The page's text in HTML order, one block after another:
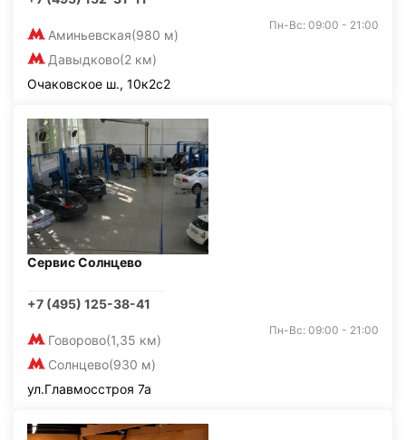
Аминьевская(980 м)
Давыдково(2 км)
Пн-Вс: 09:00 - 21:00
Очаковское ш., 10к2с2
Сервис Солнцево
+7 (495) 125-38-41
Говорово(1,35 км)
Солнцево(930 м)
Пн-Вс: 09:00 - 21:00
ул.Главмосстроя 7а